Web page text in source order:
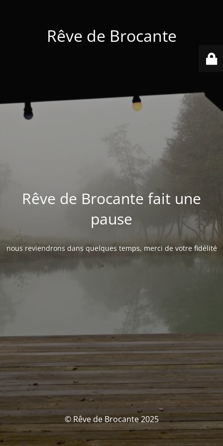
Rêve de Brocante
Rêve de Brocante fait une
pause
nous reviendrons dans quelques temps, merci de votre fidélité
© Rêve de Brocante 2025